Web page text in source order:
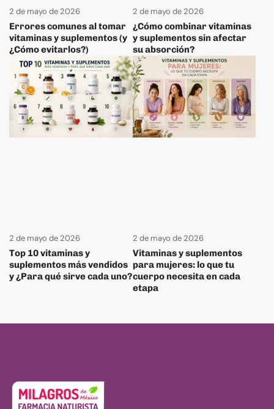
2 de mayo de 2026
Errores comunes al tomar
vitaminas y suplementos (y
¿Cómo evitarlos?)
2 de mayo de 2026
¿Cómo combinar vitaminas
y suplementos sin afectar
su absorción?
2 de mayo de 2026
Top 10 vitaminas y
suplementos más vendidos
y ¿Para qué sirve cada uno?
2 de mayo de 2026
Vitaminas y suplementos
para mujeres: lo que tu
cuerpo necesita en cada
etapa